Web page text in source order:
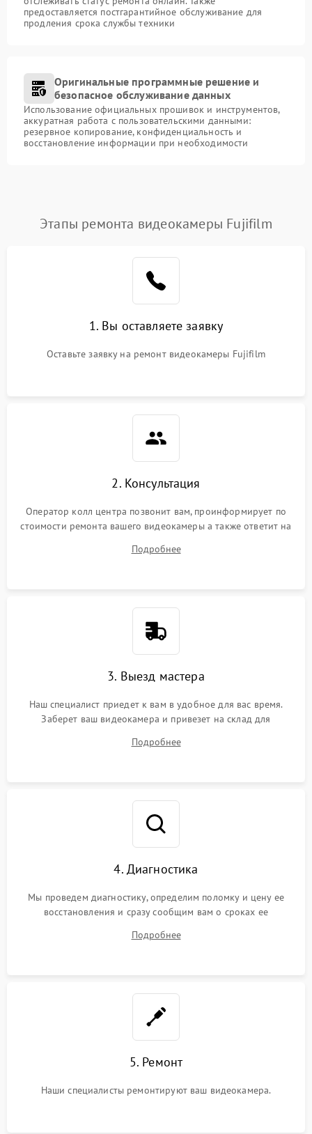
предоставляется постгарантийное обслуживание для
продления срока службы техники
Оригинальные программные решение и
безопасное обслуживание данных
Использование официальных прошивок и инструментов,
аккуратная работа с пользовательскими данными:
резервное копирование, конфиденциальность и
восстановление информации при необходимости
Этапы ремонта видеокамеры Fujifilm
1. Вы оставляете заявку
Оставьте заявку на ремонт видеокамеры Fujifilm
2. Консультация
Оператор колл центра позвонит вам, проинформирует по
стоимости ремонта вашего видеокамеры а также ответит на
Подробнее
3. Выезд мастера
Наш специалист приедет к вам в удобное для вас время.
Заберет ваш видеокамера и привезет на склад для
Подробнее
4. Диагностика
Мы проведем диагностику, определим поломку и цену ее
восстановления и сразу сообщим вам о сроках ее
Подробнее
5. Ремонт
Наши специалисты ремонтируют ваш видеокамера.